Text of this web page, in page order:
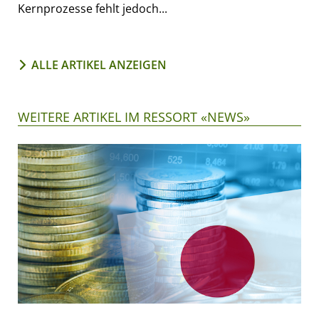
Kernprozesse fehlt jedoch...
ALLE ARTIKEL ANZEIGEN
WEITERE ARTIKEL IM RESSORT «NEWS»